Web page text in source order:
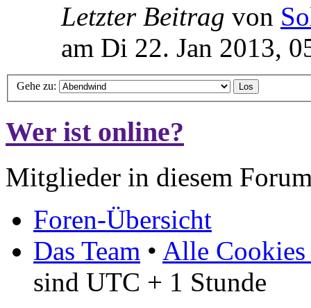
Letzter Beitrag von
am Di 22. Jan 2013,
Gehe zu:
Wer ist online?
Mitglieder in diesem
Foren-Übersicht
Das Team • Alle Cookies
sind UTC + 1 Stunde